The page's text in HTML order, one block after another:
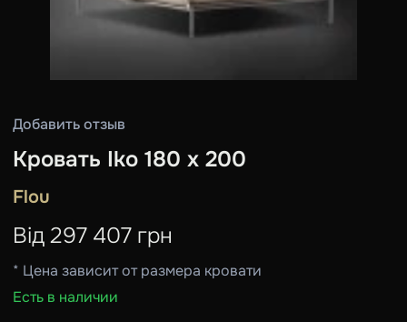
Добавить отзыв
Кровать Iko 180 х 200
Flou
Від 297 407 грн
* Цена зависит от размера кровати
Есть в наличии